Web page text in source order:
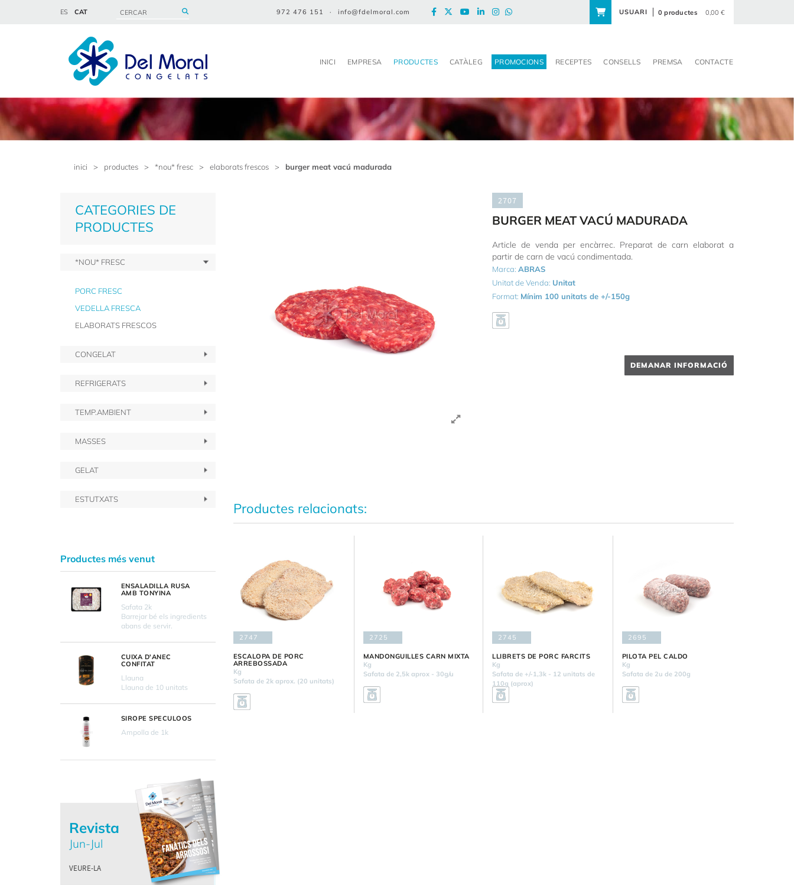
ES CAT 972 476 151 · info@fdelmoral.com USUARI 0 productes 0,00 €
INICI EMPRESA PRODUCTES CATÀLEG PROMOCIONS RECEPTES CONSELLS PREMSA CONTACTE
inici > productes > *nou* fresc > elaborats frescos > burger meat vacú madurada
CATEGORIES DE
PRODUCTES
*NOU* FRESC
PORC FRESC
VEDELLA FRESCA
ELABORATS FRESCOS
CONGELAT
REFRIGERATS
TEMP.AMBIENT
MASSES
GELAT
ESTUTXATS
Productes més venut
ENSALADILLA RUSA
AMB TONYINA
Safata 2k
Barrejar bé els ingredients
abans de servir.
CUIXA D'ANEC
CONFITAT
Llauna
Llauna de 10 unitats
SIROPE SPECULOOS
Ampolla de 1k
Revista
Jun-Jul
VEURE-LA
2707
BURGER MEAT VACÚ MADURADA
Article de venda per encàrrec. Preparat de carn elaborat a
partir de carn de vacú condimentada.
Marca:ABRAS
Unitat de Venda: Unitat
Format: Mínim 100 unitats de +/-150g
DEMANAR INFORMACIÓ
Productes relacionats:
2747
ESCALOPA DE PORC
ARREBOSSADA
Kg
Safata de 2k aprox. (20 unitats)
2725
MANDONGUILLES CARN MIXTA
Kg
Safata de 2,5k aprox - 30g/u
2745
LLIBRETS DE PORC FARCITS
Kg
Safata de +/-1,3k - 12 unitats de
110g (aprox)
2695
PILOTA PEL CALDO
Kg
Safata de 2u de 200g